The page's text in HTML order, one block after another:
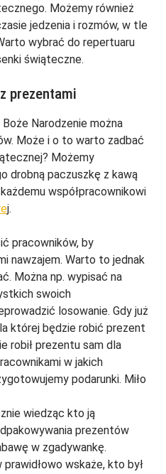
Możemy również
jedzenia i rozmów, w tle
wybrać do repertuaru
świąteczne.
prezentami
Narodzenie można
Może i o to warto zadbać
Możemy
drobną paczuszkę z kawą
współpracownikowi
j.
pracowników, by
nawzajem. Warto to jednak
Można np. wypisać na
swoich
losowanie. Gdy już
której będzie robić prezent
robił prezentu sam dla
w jakich
podarunki. Miło
wiedząc kto ją
prezentów
w zgadywankę.
wskaże, kto był